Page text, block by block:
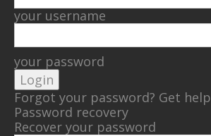
your username
your password
Forgot your password? Get help
Password recovery
Recover your password